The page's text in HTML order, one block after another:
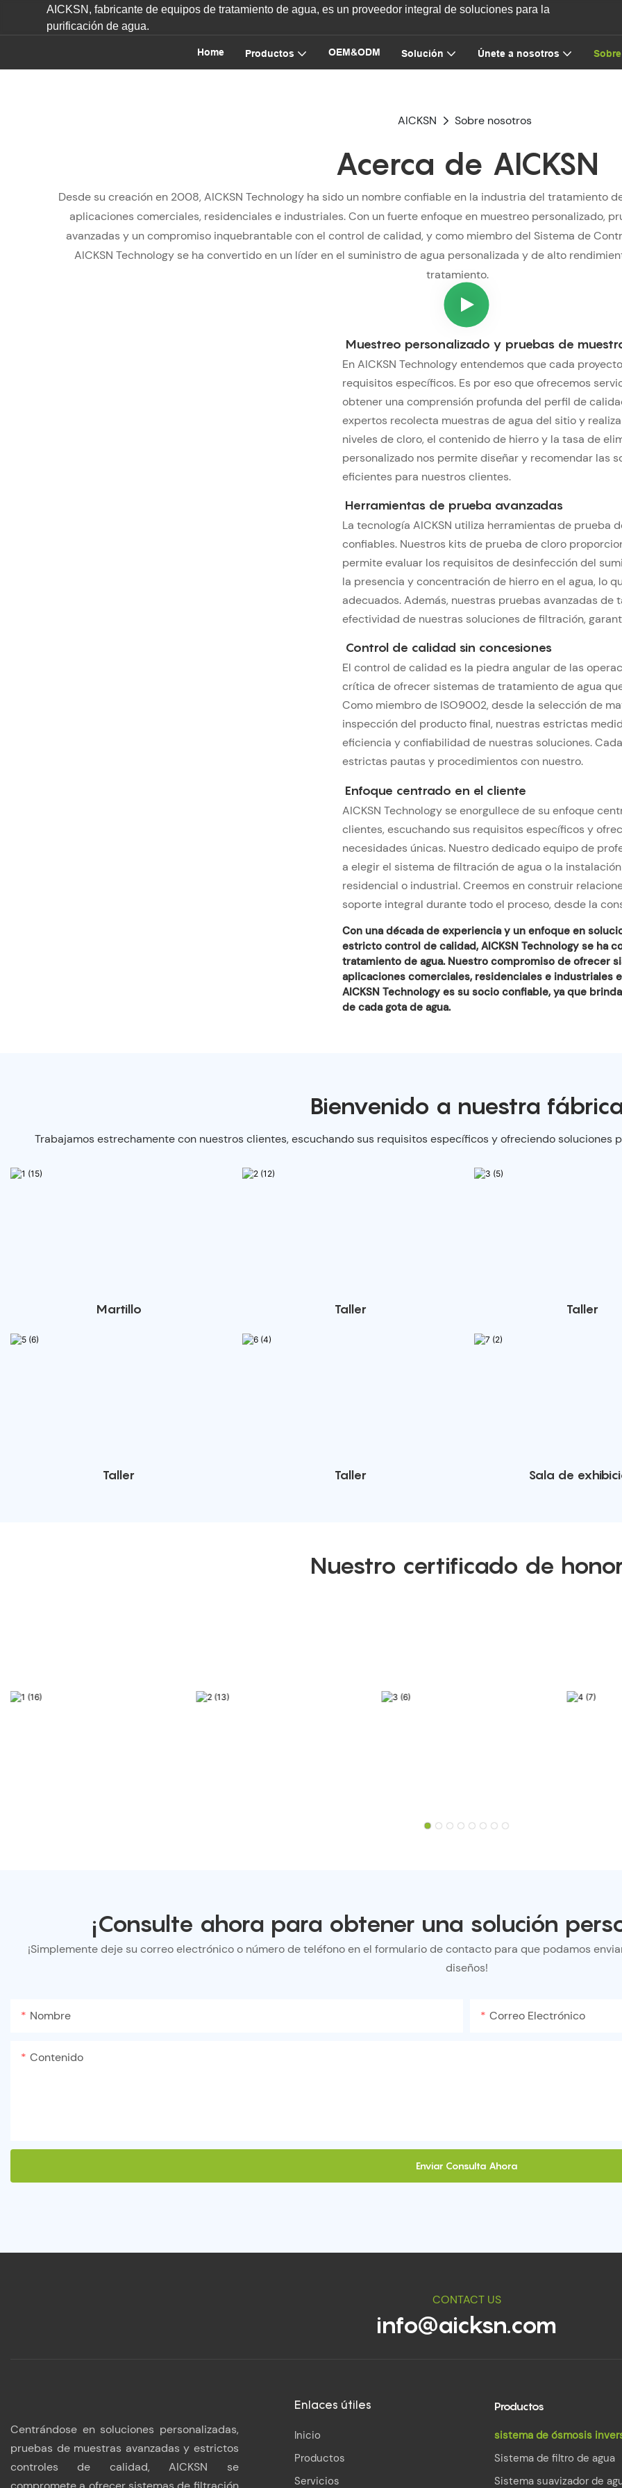
AICKSN, fabricante de equipos de tratamiento de agua, es un proveedor integral de soluciones para la
purificación de agua.
Home Productos OEM&ODM Solución Únete a nosotros
AICKSN Sobre nosotros
Acerca de AICKSN
Desde su creación en 2008, AICKSN Technology ha sido un nombre confiable en la industria del tratamiento
aplicaciones comerciales, residenciales e industriales. Con un fuerte enfoque en muestreo personalizado,
avanzadas y un compromiso inquebrantable con el control de calidad, y como miembro del Sistema de
AICKSN Technology se ha convertido en un líder en el suministro de agua personalizada y de alto
tratamiento.
Muestreo personalizado y pruebas de
En AICKSN Technology entendemos que cada
requisitos específicos. Es por eso que ofrecemos
obtener una comprensión profunda del perfil de
expertos recolecta muestras de agua del sitio y
niveles de cloro, el contenido de hierro y la tasa de
personalizado nos permite diseñar y recomendar las
eficientes para nuestros clientes.
Herramientas de prueba avanzadas
La tecnología AICKSN utiliza herramientas de
confiables. Nuestros kits de prueba de cloro
permite evaluar los requisitos de desinfección del
la presencia y concentración de hierro en el agua, lo
adecuados. Además, nuestras pruebas avanzadas
efectividad de nuestras soluciones de filtración,
Control de calidad sin concesiones
El control de calidad es la piedra angular de las
crítica de ofrecer sistemas de tratamiento de agua
Como miembro de ISO9002, desde la selección de
inspección del producto final, nuestras estrictas
eficiencia y confiabilidad de nuestras soluciones.
estrictas pautas y procedimientos con nuestro.
Enfoque centrado en el cliente
AICKSN Technology se enorgullece de su enfoque
clientes, escuchando sus requisitos específicos y
necesidades únicas. Nuestro dedicado equipo de
a elegir el sistema de filtración de agua o la
residencial o industrial. Creemos en construir
soporte integral durante todo el proceso, desde la
Con una década de experiencia y un enfoque en
estricto control de calidad, AICKSN Technology se ha
tratamiento de agua. Nuestro compromiso de ofrecer
aplicaciones comerciales, residenciales e industriales
AICKSN Technology es su socio confiable, ya que
de cada gota de agua.
Bienvenido a nuestra
Trabajamos estrechamente con nuestros clientes, escuchando sus requisitos específicos y ofreciendo soluciones
Martillo Taller Taller
Taller Taller Sala de
Nuestro certificado de
¡Consulte ahora para obtener una solución
¡Simplemente deje su correo electrónico o número de teléfono en el formulario de contacto para que podamos
diseños!
Nombre Correo Electrónico
Contenido
Enviar Consulta Ahora
CONTACT US
info@aicksn.com
Centrándose en soluciones personalizadas,
pruebas de muestras avanzadas y estrictos
controles de calidad, AICKSN se
Enlaces útiles
Inicio
Productos
Servicios
Productos
sistema de ósmosis
Sistema de filtro de agua
Sistema suavizador de